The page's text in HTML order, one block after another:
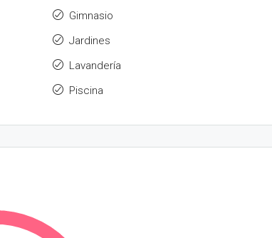
Gimnasio
Jardines
Lavandería
Piscina